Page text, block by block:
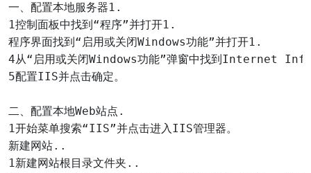
一、配置本地服务器1.
1控制面板中找到“程序”并打开1.
程序界面找到“启用或关闭Windows功能”并打开1.
4从“启用或关闭Windows功能”弹窗中找到Internet
5配置IIS并点击确定。
二、配置本地Web站点.
1开始菜单搜索“IIS”并点击进入IIS管理器。
新建网站..
1新建网站根目录文件夹..